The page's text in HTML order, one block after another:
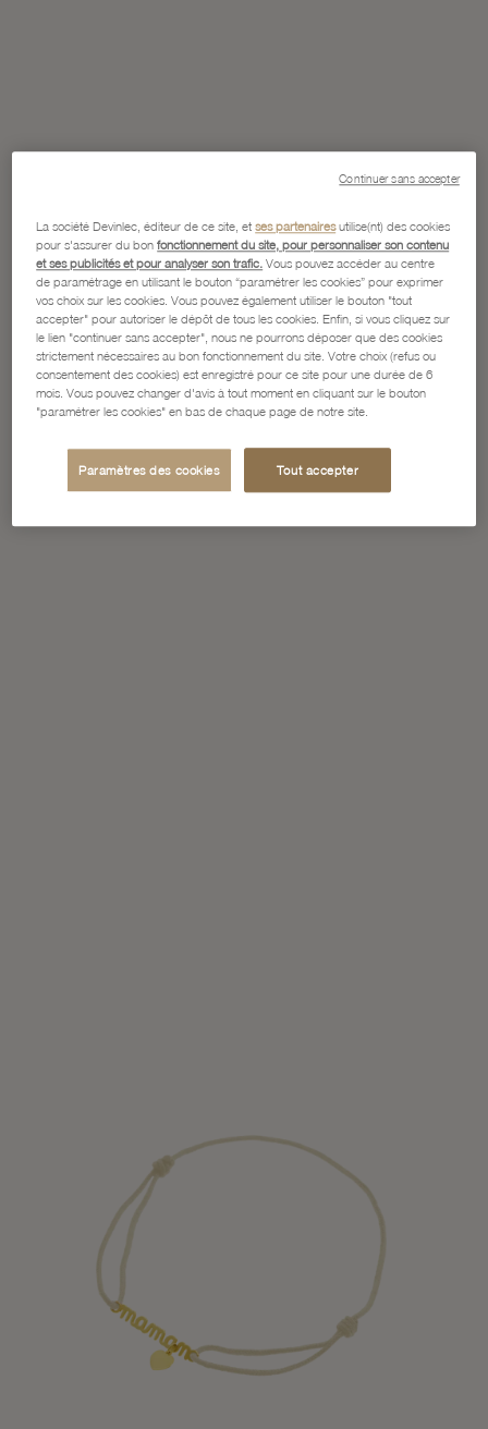
La société Devinlec, éditeur de ce site, etses partenairesutilise(nt) des cookies
pour s'assurer du bonfonctionnement du site, pour personnaliser son contenu
et ses publicités et pour analyser son trafic. Vous pouvez accéder au centre
de paramétrage en utilisant le bouton “paramétrer les cookies” pour exprimer
vos choix sur les cookies. Vous pouvez également utiliser le bouton "tout
accepter" pour autoriser le dépôt de tous les cookies. Enfin, si vous cliquez sur
le lien "continuer sans accepter", nous ne pourrons déposer que des cookies
strictement nécessaires au bon fonctionnement du site. Votre choix (refus ou
consentement des cookies) est enregistré pour ce site pour une durée de 6
mois. Vous pouvez changer d'avis à tout moment en cliquant sur le bouton
"paramétrer les cookies" en bas de chaque page de notre site.
Paramètres des cookies Tout accepter
Continuer sans accepter